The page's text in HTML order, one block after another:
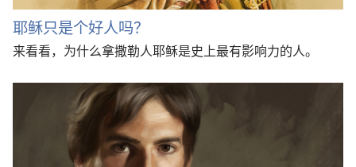
耶稣只是个好人吗？
来看看，为什么拿撒勒人耶稣是史上最有影响力的人。